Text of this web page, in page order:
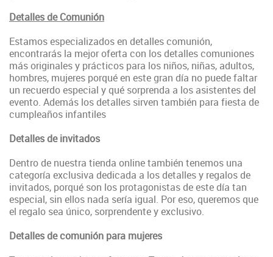
Detalles de Comunión
Estamos especializados en detalles comunión,
encontrarás la mejor oferta con los detalles comuniones
más originales y prácticos para los niños, niñas, adultos,
hombres, mujeres porqué en este gran día no puede faltar
un recuerdo especial y qué sorprenda a los asistentes del
evento. Además los detalles sirven también para fiesta de
cumpleaños infantiles
Detalles de invitados
Dentro de nuestra tienda online también tenemos una
categoría exclusiva dedicada a los detalles y regalos de
invitados, porqué son los protagonistas de este día tan
especial, sin ellos nada sería igual. Por eso, queremos que
el regalo sea único, sorprendente y exclusivo.
Detalles de comunión para mujeres